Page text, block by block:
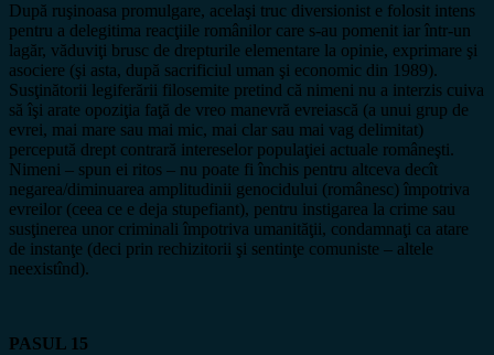
După ruşinoasa promulgare, acelaşi truc diversionist e folosit intens
pentru a delegitima reacţiile românilor care s-au pomenit iar într-un
lagăr, văduviţi brusc de drepturile elementare la opinie, exprimare şi
asociere (şi asta, după sacrificiul uman şi economic din 1989).
Susţinătorii legiferării filosemite pretind că nimeni nu a interzis cuiva
să îşi arate opoziţia faţă de vreo manevră evreiască (a unui grup de
evrei, mai mare sau mai mic, mai clar sau mai vag delimitat)
percepută drept contrară intereselor populaţiei actuale româneşti.
Nimeni – spun ei ritos – nu poate fi închis pentru altceva decît
negarea/diminuarea amplitudinii genocidului (românesc) împotriva
evreilor (ceea ce e deja stupefiant), pentru instigarea la crime sau
susţinerea unor criminali împotriva umanităţii, condamnaţi ca atare
de instanţe (deci prin rechizitorii şi sentinţe comuniste – altele
neexistînd).
PASUL 15